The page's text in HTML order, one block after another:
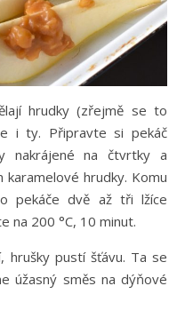
hrudky (zřejmě se to
i ty. Připravte si pekáč
nakrájené na čtvrtky a
hrudky. Komu
pekáče dvě až tři lžíce
na 200 °C, 10 minut.
hrušky pustí šťávu. Ta se
úžasný směs na dýňové